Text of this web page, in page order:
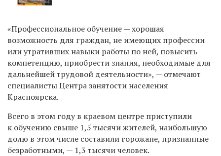
«Профессиональное обучение — хорошая
возможность для граждан, не имеющих профессии
или утративших навыки работы по ней, повысить
компетенцию, приобрести знания, необходимые для
дальнейшей трудовой деятельности», — отмечают
специалисты Центра занятости населения
Красноярска.
Всего в этом году в краевом центре приступили
к обучению свыше 1,5 тысячи жителей, наибольшую
долю в этом числе составили горожане, признанные
безработными, — 1,3 тысячи человек.